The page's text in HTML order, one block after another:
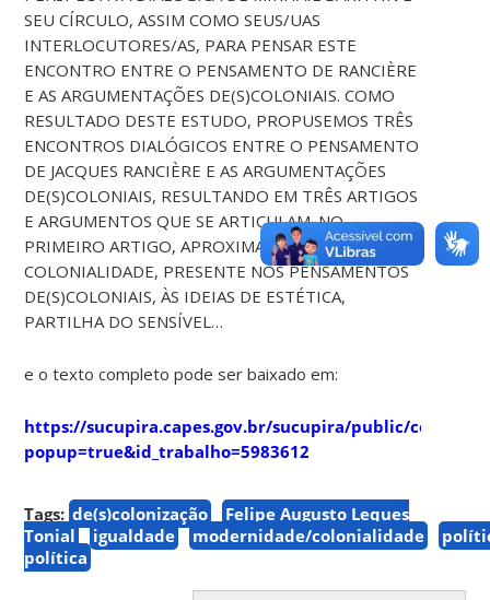
SEU CÍRCULO, ASSIM COMO SEUS/UAS
INTERLOCUTORES/AS, PARA PENSAR ESTE
ENCONTRO ENTRE O PENSAMENTO DE RANCIÈRE
E AS ARGUMENTAÇÕES DE(S)COLONIAIS. COMO
RESULTADO DESTE ESTUDO, PROPUSEMOS TRÊS
ENCONTROS DIALÓGICOS ENTRE O PENSAMENTO
DE JACQUES RANCIÈRE E AS ARGUMENTAÇÕES
DE(S)COLONIAIS, RESULTANDO EM TRÊS ARTIGOS
E ARGUMENTOS QUE SE ARTICULAM. NO
PRIMEIRO ARTIGO, APROXIMANDO A NOÇÃO DE
COLONIALIDADE, PRESENTE NOS PENSAMENTOS
DE(S)COLONIAIS, ÀS IDEIAS DE ESTÉTICA,
PARTILHA DO SENSÍVEL…
e o texto completo pode ser baixado em:
https://sucupira.capes.gov.br/sucupira/public/
popup=true&id_trabalho=5983612
Tags: de(s)colonização
Felipe Augusto Leques
Tonial
igualdade modernidade/colonialidade
política